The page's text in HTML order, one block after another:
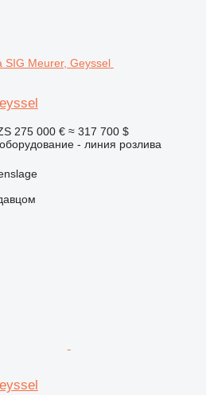
275 000 € ≈ 317 700 $
- линия розлива